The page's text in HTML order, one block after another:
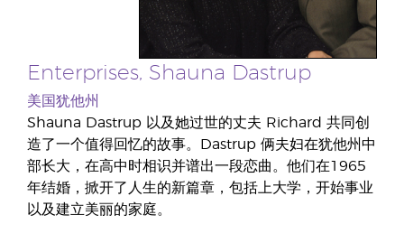
Enterprises, Shauna Dastrup
美国犹他州
Shauna Dastrup 以及她过世的丈夫 Richard 共同创
造了一个值得回忆的故事。Dastrup 俩夫妇在犹他州中
部长大，在高中时相识并谱出一段恋曲。他们在1965
年结婚，掀开了人生的新篇章，包括上大学，开始事业
以及建立美丽的家庭。